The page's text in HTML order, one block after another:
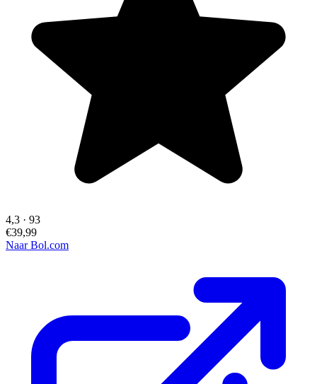
4,3 · 93
€39,99
Naar Bol.com